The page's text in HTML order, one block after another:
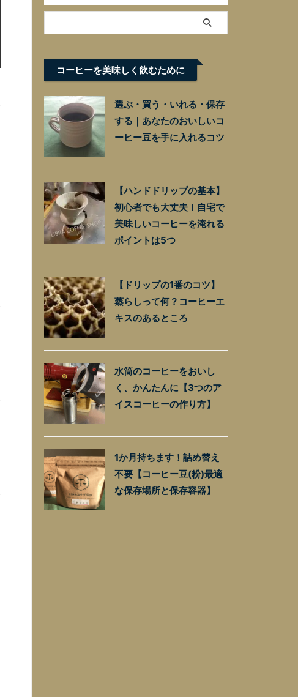
コーヒーを美味しく飲むために
選ぶ・買う・いれる・保存
する｜あなたのおいしいコ
ーヒー豆を手に入れるコツ
【ハンドドリップの基本】
初心者でも大丈夫！自宅で
美味しいコーヒーを淹れる
ポイントは5つ
【ドリップの1番のコツ】
蒸らしって何？コーヒーエ
キスのあるところ
水筒のコーヒーをおいし
く、かんたんに【3つのア
イスコーヒーの作り方】
1か月持ちます！詰め替え
不要【コーヒー豆(粉)最適
な保存場所と保存容器】